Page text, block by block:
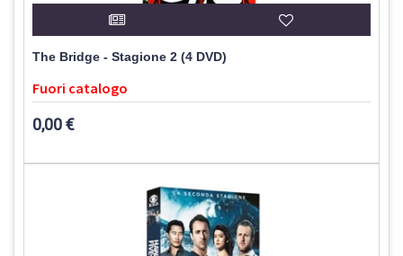
The Bridge - Stagione 2 (4 DVD)
Fuori catalogo
0,00 €